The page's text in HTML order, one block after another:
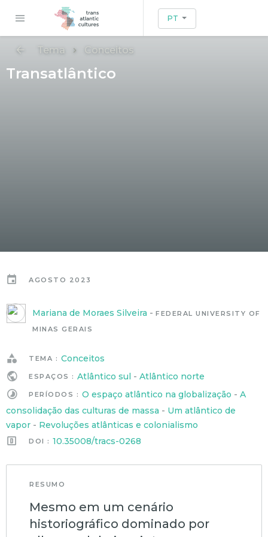
PT
Tema Conceitos
Transatlântico
AGOSTO 2023
Mariana de Moraes Silveira - FEDERAL UNIVERSITY OF
MINAS GERAIS
TEMA : Conceitos
ESPAÇOS : Atlântico sul - Atlântico norte
PERÍODOS : O espaço atlântico na globalização - A
consolidação das culturas de massa - Um atlântico de
vapor - Revoluções atlânticas e colonialismo
DOI : 10.35008/tracs-0268
RESUMO
Mesmo em um cenário
historiográfico dominado por